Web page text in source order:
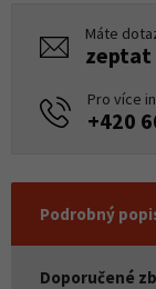
Máte
zeptat
Pro více
+420
Podrobný
Doporučené